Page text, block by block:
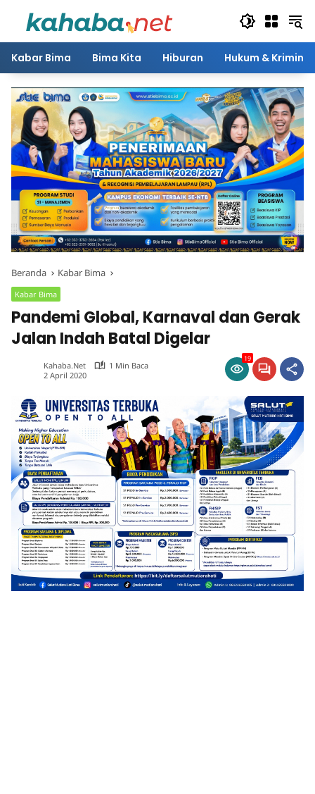
Kabar Bima Bima Kita Hiburan Hukum & Kriminal
Beranda Kabar Bima
Kabar Bima
Pandemi Global, Karnaval dan Gerak
Jalan Indah Batal Digelar
Kahaba.net
1 Min Baca
2 April 2020
19